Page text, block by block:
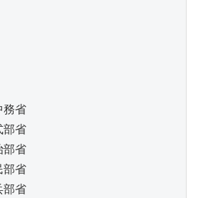
省
省
省
省
省